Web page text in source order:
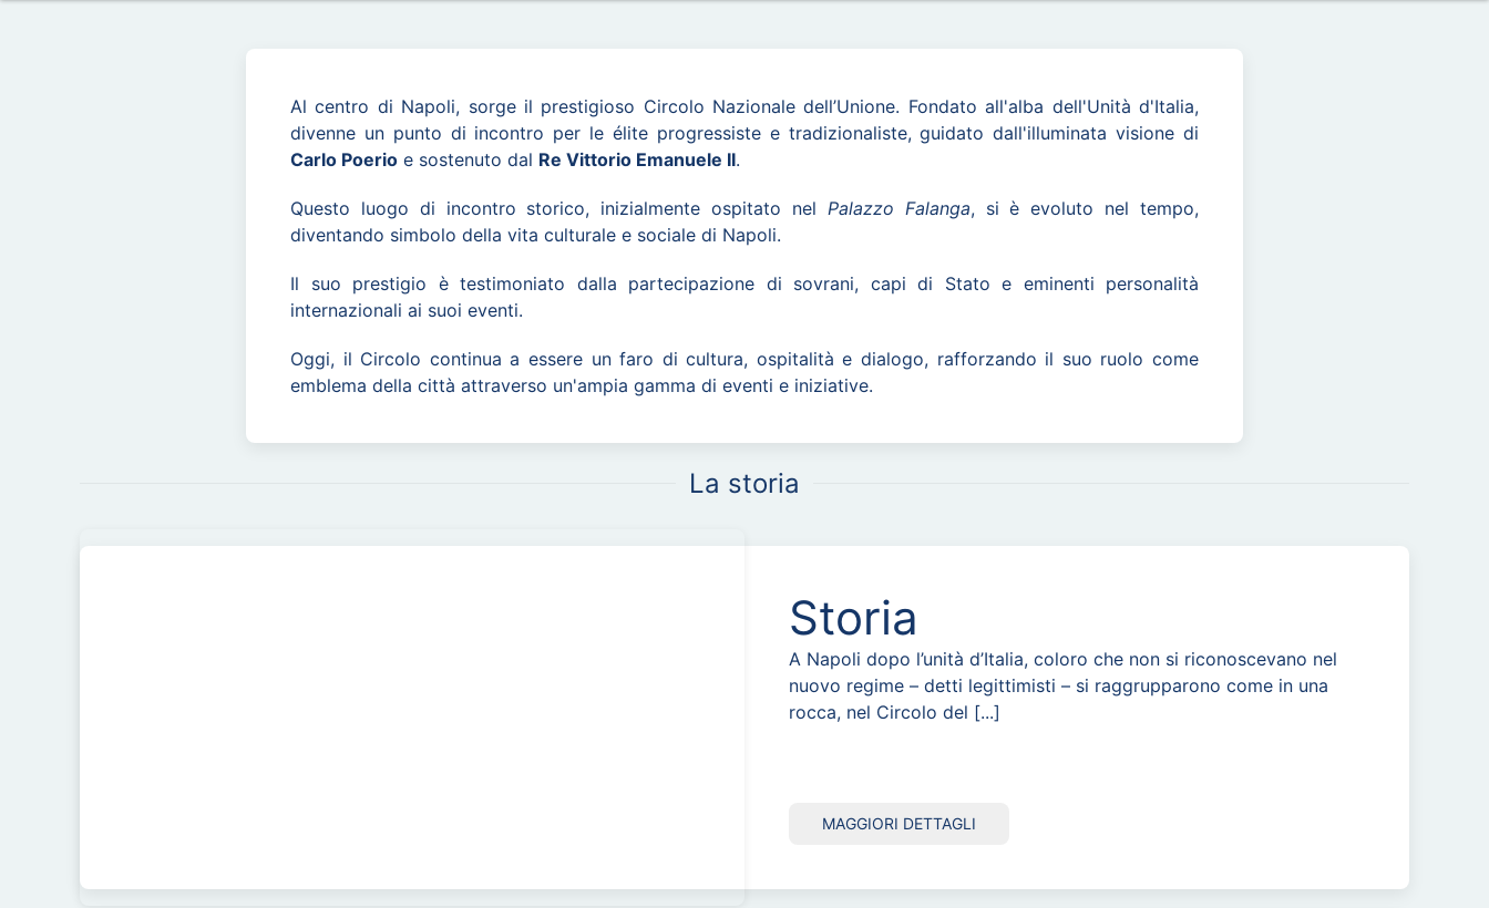
Al centro di Napoli, sorge il prestigioso Circolo Nazionale dell’Unione. Fondato all'alba dell'Unità d'Italia,
divenne un punto di incontro per le élite progressiste e tradizionaliste, guidato dall'illuminata visione di
Carlo Poerio e sostenuto dal Re Vittorio Emanuele II.
Questo luogo di incontro storico, inizialmente ospitato nel Palazzo Falanga, si è evoluto nel tempo,
diventando simbolo della vita culturale e sociale di Napoli.
Il suo prestigio è testimoniato dalla partecipazione di sovrani, capi di Stato e eminenti personalità
internazionali ai suoi eventi.
Oggi, il Circolo continua a essere un faro di cultura, ospitalità e dialogo, rafforzando il suo ruolo come
emblema della città attraverso un'ampia gamma di eventi e iniziative.
La storia
Storia
A Napoli dopo l’unità d’Italia, coloro che non si riconoscevano nel
nuovo regime – detti legittimisti – si raggrupparono come in una
rocca, nel Circolo del [...]
MAGGIORI DETTAGLI